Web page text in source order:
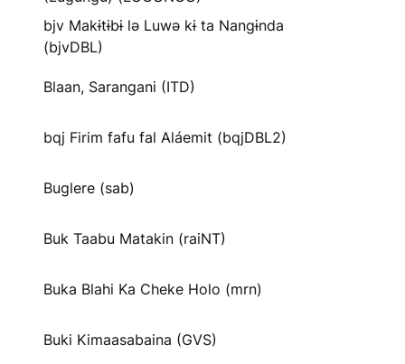
bjv Makɨtɨbɨ lə Luwə kɨ ta Nangɨnda
(bjvDBL)
Blaan, Sarangani (ITD)
bqj Firim fafu fal Aláemit (bqjDBL2)
Buglere (sab)
Buk Taabu Matakin (raiNT)
Buka Blahi Ka Cheke Holo (mrn)
Buki Kimaasabaina (GVS)